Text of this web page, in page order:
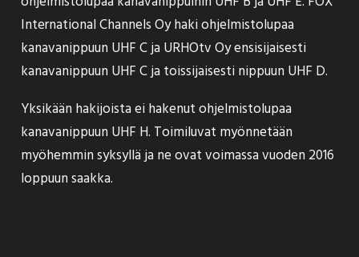
International Channels Oy haki ohjelmistolupaa
kanavanippuun UHF C ja URHOtv Oy ensisijaisesti
kanavanippuun UHF C ja toissijaisesti nippuun UHF D.
Yksikään hakijoista ei hakenut ohjelmistolupaa
kanavanippuun UHF H. Toimiluvat myönnetään
myöhemmin syksyllä ja ne ovat voimassa vuoden 2016
loppuun saakka.